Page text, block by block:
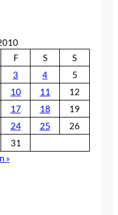
F S
S
3 4
5
10 11
12
17 18
19
24 25
26
31
»